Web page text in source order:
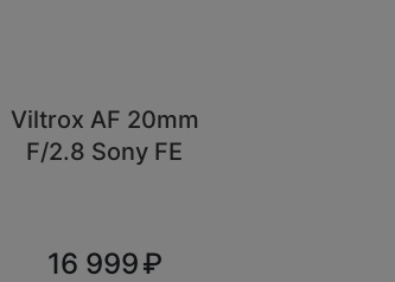
Viltrox AF 20mm
F/2.8 Sony FE
16 999